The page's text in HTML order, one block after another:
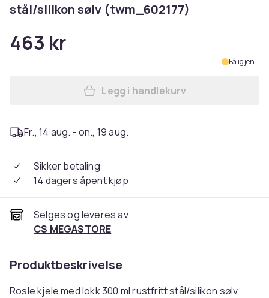
stål/silikon sølv (twm_602177)
463 kr
Få igjen
Legg Rosle kjele med lokk
Legg i handlekurv
Fr., 14 aug. - on., 19 aug.
Sikker betaling
14 dagers åpent kjøp
Selges og leveres av
CS MEGASTORE
Produktbeskrivelse
Rosle kjele med lokk 300 ml rustfritt stål/silikon sølv